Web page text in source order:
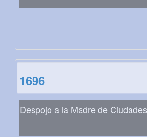
1696
Despojo a la Madre de Ciudades